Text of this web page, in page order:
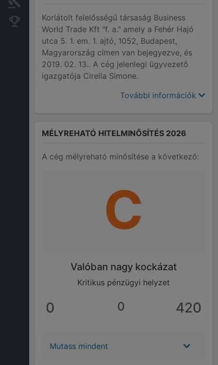
Konkurens cégek
Korlátolt felelősségű társaság Business
World Trade Kft "f. a." amely a Fehér Hajó
utca 5. 1. em. 1. ajtó, 1052, Budapest,
Magyarország címen van bejegyezve, és
2019. 02. 13.. A cég jelenlegi ügyvezető
igazgatója Cirella Simone.
További információk
MÉLYREHATÓ HITELMINŐSÍTÉS 2026
A cég mélyreható minősítése a következő:
C
Valóban nagy kockázat
Kritikus pénzügyi helyzet
0 0 420
Mutass mindent